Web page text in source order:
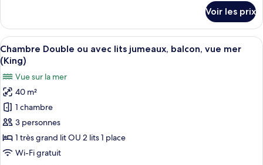
Double
ou
avec
lits
jumeaux,
accès
piscine
(King)
le
type
de
chambre
Chambre
Club
Double
ou
avec
lits
accès
piscine
Voir les prix
Afficher
toutes
les
photos
pour
ce
type
de
chambre :
Une chambre d’hôtel comprenant
7
Chambre Double ou avec lits jumeaux, balcon, vue mer
(King)
Vue sur la mer
40 m²
1 chambre
3 personnes
1 très grand lit OU 2 lits 1 place
Wi-Fi gratuit